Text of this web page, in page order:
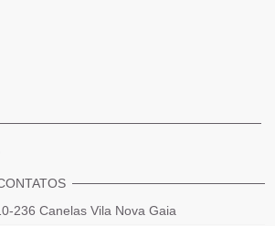
236 Canelas Vila Nova Gaia